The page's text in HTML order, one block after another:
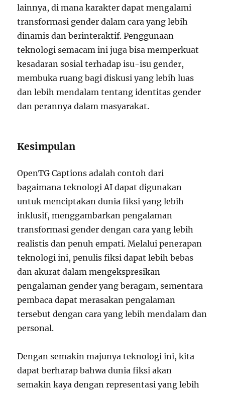
lainnya, di mana karakter dapat mengalami
transformasi gender dalam cara yang lebih
dinamis dan berinteraktif. Penggunaan
teknologi semacam ini juga bisa memperkuat
kesadaran sosial terhadap isu-isu gender,
membuka ruang bagi diskusi yang lebih luas
dan lebih mendalam tentang identitas gender
dan perannya dalam masyarakat.
Kesimpulan
OpenTG Captions adalah contoh dari
bagaimana teknologi AI dapat digunakan
untuk menciptakan dunia fiksi yang lebih
inklusif, menggambarkan pengalaman
transformasi gender dengan cara yang lebih
realistis dan penuh empati. Melalui penerapan
teknologi ini, penulis fiksi dapat lebih bebas
dan akurat dalam mengekspresikan
pengalaman gender yang beragam, sementara
pembaca dapat merasakan pengalaman
tersebut dengan cara yang lebih mendalam dan
personal.
Dengan semakin majunya teknologi ini, kita
dapat berharap bahwa dunia fiksi akan
semakin kaya dengan representasi yang lebih